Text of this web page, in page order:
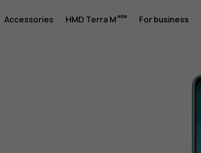
Accessories HMD Terra M For business